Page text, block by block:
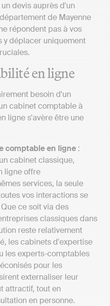
devis auprès d'un
de Mayenne
répondent pas à vos
y déplacer uniquement
en ligne
besoin d'un
cabinet comptable à
ligne s'avère être une
comptable en ligne :
cabinet classique,
ligne offre
services, la seule
vos interactions se
ce soit via des
classiques dans
reste relativement
les cabinets d'expertise
les experts-comptables
pour les
externaliser leur
attractif, tout en
en personne.